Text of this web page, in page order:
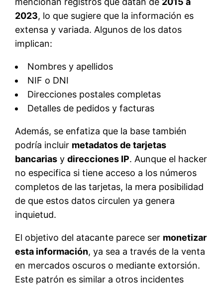
2023, lo que sugiere que la información es
extensa y variada. Algunos de los datos
implican:
Nombres y apellidos
NIF o DNI
Direcciones postales completas
Detalles de pedidos y facturas
Además, se enfatiza que la base también
podría incluir metadatos de tarjetas
bancarias ydirecciones IP. Aunque el hacker
no especifica si tiene acceso a los números
completos de las tarjetas, la mera posibilidad
de que estos datos circulen ya genera
inquietud.
El objetivo del atacante parece ser monetizar
esta información, ya sea a través de la venta
en mercados oscuros o mediante extorsión.
Este patrón es similar a otros incidentes